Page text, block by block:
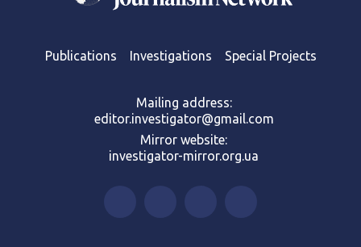
Publications Investigations Special Projects
Mailing address:
editor.investigator@gmail.com
Mirror website:
investigator-mirror.org.ua